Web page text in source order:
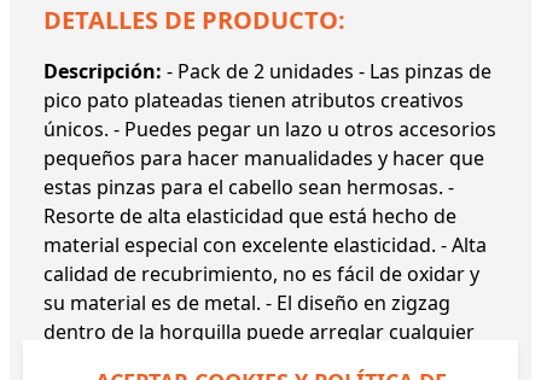
DETALLES DE PRODUCTO:
Descripción: - Pack de 2 unidades - Las pinzas de
pico pato plateadas tienen atributos creativos
únicos. - Puedes pegar un lazo u otros accesorios
pequeños para hacer manualidades y hacer que
estas pinzas para el cabello sean hermosas. -
Resorte de alta elasticidad que está hecho de
material especial con excelente elasticidad. - Alta
calidad de recubrimiento, no es fácil de oxidar y
su material es de metal. - El diseño en zigzag
dentro de la horquilla puede arreglar cualquier